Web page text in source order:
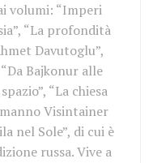
volumi: “Imperi
“La profondità
Davutoglu”,
Bajkonur alle
“La chiesa
Visintainer
nel Sole”, di cui è
russa. Vive a